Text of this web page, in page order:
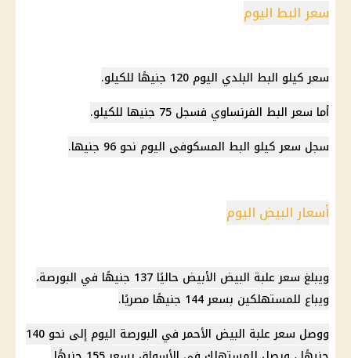
سعر البط اليوم
سعر كيلو البط البلدي اليوم 120 جنيهًا للكيلو.
أما سعر البط الفرنساوي فسجل 75 جنيها للكيلو.
سجل سعر كيلو البط المسكوفى اليوم نحو 96 جنيها.
أسعار البيض اليوم
ويبلغ سعر علبة البيض
الأبيض حاليًا 137 جنيهًا في البورصة،
ويباع للمستهلكين بسعر 144 جنيهًا مصريًا.
ووصل سعر علبة البيض
الأحمر في البورصة اليوم إلى نحو 140